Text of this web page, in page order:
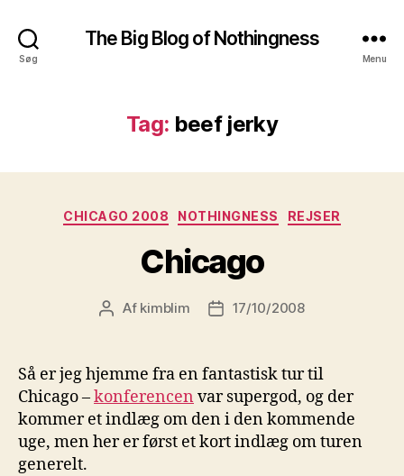
Søg
The Big Blog of Nothingness
Menu
Tag: beef jerky
Kategorier
CHICAGO 2008 NOTHINGNESS REJSER
Chicago
Indlægsforfatter
Af kimblim Indlægsdato
17/10/2008
Så er jeg hjemme fra en fantastisk tur til
Chicago –konferencen var supergod, og der
kommer et indlæg om den i den kommende
uge, men her er først et kort indlæg om turen
generelt.